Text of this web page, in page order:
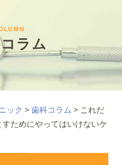
ラム
ック >歯科コラム > これだ
ためにやってはいけないケ